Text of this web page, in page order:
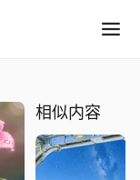
相似内容